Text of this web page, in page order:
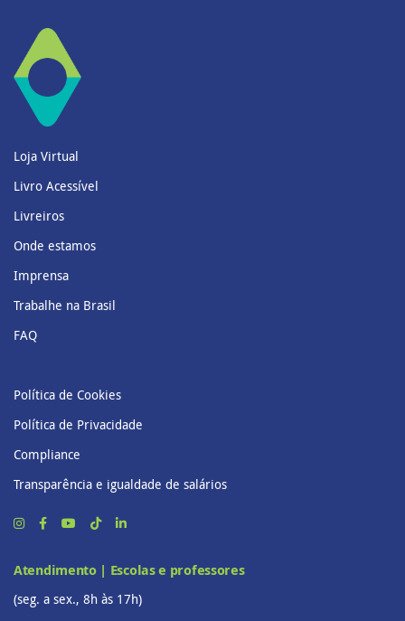
Loja Virtual
Livro Acessível
Livreiros
Onde estamos
Imprensa
Trabalhe na Brasil
FAQ
Política de Cookies
Política de Privacidade
Compliance
Transparência e igualdade de salários
Atendimento | Escolas e professores
(seg. a sex., 8h às 17h)